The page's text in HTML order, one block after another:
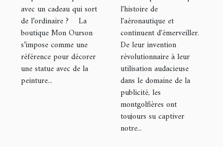
peinture !
avec un cadeau qui sort
de l’ordinaire ? La
boutique Mon Ourson
s’impose comme une
référence pour décorer
une statue avec de la
peinture...
l'histoire de
l'aéronautique et
continuent d'émerveiller.
De leur invention
révolutionnaire à leur
utilisation audacieuse
dans le domaine de la
publicité, les
montgolfières ont
toujours su captiver
notre...